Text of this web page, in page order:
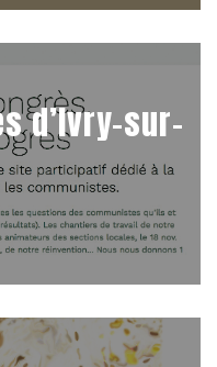
d’Ivry-sur-